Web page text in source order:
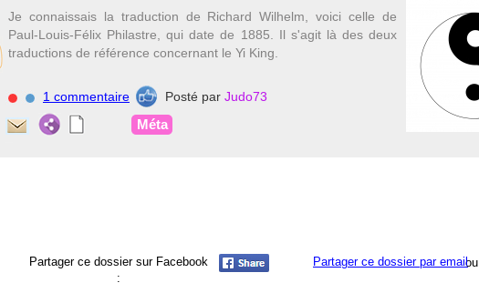
Je connaissais la traduction de Richard Wilhelm, voici celle de
Paul-Louis-Félix Philastre, qui date de 1885. Il s'agit là des deux
traductions de référence concernant le Yi King.
1 commentaire Posté par Judo73
Méta
Partager ce dossier sur Facebook
:
ou
Partager ce dossier par email